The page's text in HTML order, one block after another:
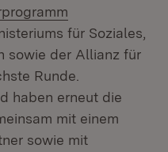
neuem Fenster)
für Soziales,
sowie der Allianz für
Runde.
haben erneut die
mit einem
sowie mit